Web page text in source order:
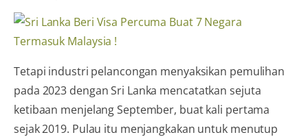
Tetapi industri pelancongan menyaksikan pemulihan
pada 2023 dengan Sri Lanka mencatatkan sejuta
ketibaan menjelang September, buat kali pertama
sejak 2019. Pulau itu menjangkakan untuk menutup